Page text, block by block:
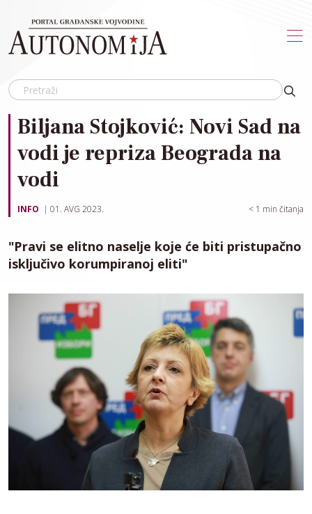
Biljana Stojković: Novi Sad na
vodi je repriza Beograda na
vodi
INFO 01. AVG 2023. < 1 min čitanja
"Pravi se elitno naselje koje će biti pristupačno
isključivo korumpiranoj eliti"